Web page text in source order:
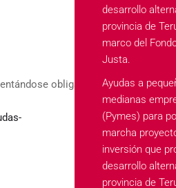
obligatoriamente
desarrollo
provincia de
marco del
Justa.
Ayudas a
medianas
(Pymes) para
marcha
inversión que
desarrollo
provincia de